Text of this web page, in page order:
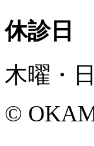
休診日
木曜・
©